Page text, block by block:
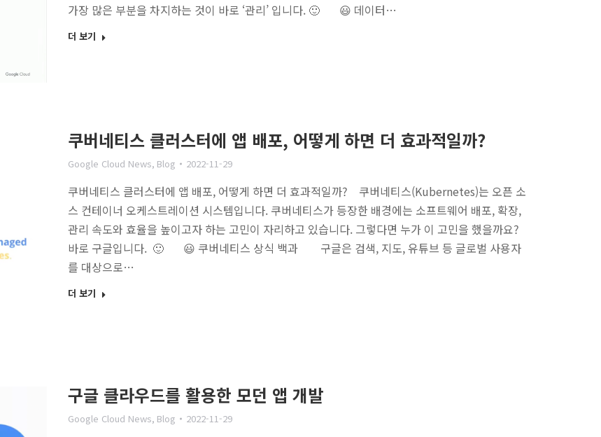
가장 많은 부분을 차지하는 것이 바로 ‘관리’ 입니다. 🙂 😃 데이터…
더 보기
쿠버네티스 클러스터에 앱 배포, 어떻게 하면 더 효과적일까?
Google Cloud News, Blog 2022-11-29
쿠버네티스 클러스터에 앱 배포, 어떻게 하면 더 효과적일까? 쿠버네티스(Kubernetes)는 오픈 소
스 컨테이너 오케스트레이션 시스템입니다. 쿠버네티스가 등장한 배경에는 소프트웨어 배포, 확장,
관리 속도와 효율을 높이고자 하는 고민이 자리하고 있습니다. 그렇다면 누가 이 고민을 했을까요?
바로 구글입니다. 🙂 😃 쿠버네티스 상식 백과 구글은 검색, 지도, 유튜브 등 글로벌 사용자
를 대상으로…
더 보기
구글 클라우드를 활용한 모던 앱 개발
Google Cloud News, Blog 2022-11-29